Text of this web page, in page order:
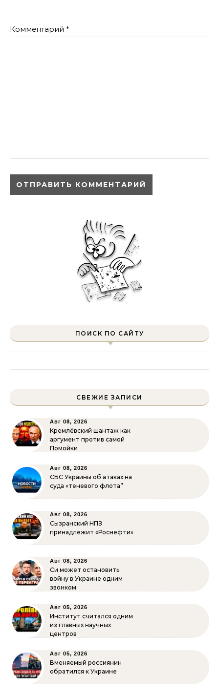
Комментарий *
ПОИСК ПО САЙТУ
СВЕЖИЕ ЗАПИСИ
Авг 08, 2026
Кремлёвский шантаж как
аргумент против самой
Помойки
Авг 08, 2026
СБС Украины об атаках на
суда «теневого флота”
Авг 08, 2026
Сызранский НПЗ
принадлежит «Роснефти»
Авг 08, 2026
Си может остановить
войну в Украине одним
звонком
Авг 05, 2026
Институт считался одним
из главных научных
центров
Авг 05, 2026
Вменяемый россиянин
обратился к Украине